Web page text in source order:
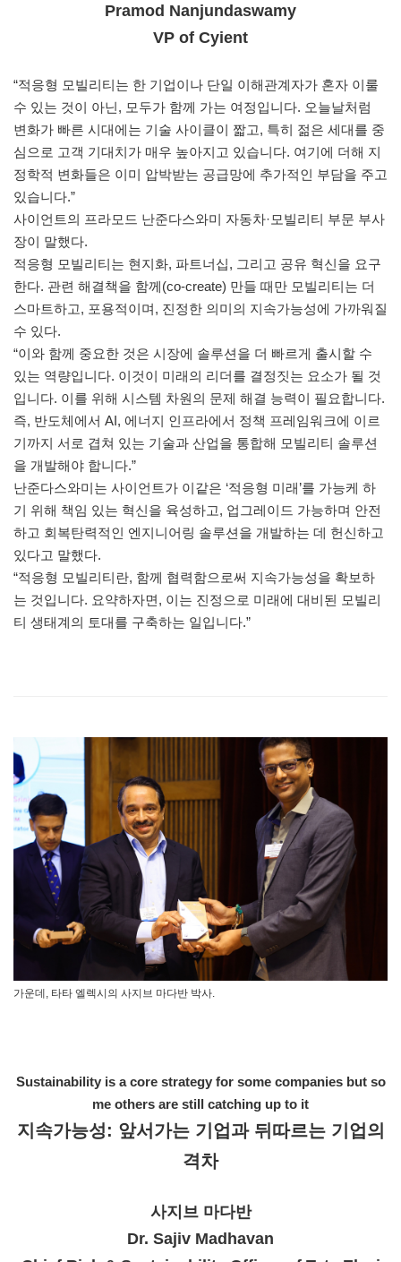
Pramod Nanjundaswamy
VP of Cyient
“적응형 모빌리티는 한 기업이나 단일 이해관계자가 혼자 이룰
수 있는 것이 아닌, 모두가 함께 가는 여정입니다. 오늘날처럼
변화가 빠른 시대에는 기술 사이클이 짧고, 특히 젊은 세대를 중
심으로 고객 기대치가 매우 높아지고 있습니다. 여기에 더해 지
정학적 변화들은 이미 압박받는 공급망에 추가적인 부담을 주고
있습니다.”
사이언트의 프라모드 난준다스와미 자동차·모빌리티 부문 부사
장이 말했다.
적응형 모빌리티는 현지화, 파트너십, 그리고 공유 혁신을 요구
한다. 관련 해결책을 함께(co-create) 만들 때만 모빌리티는 더
스마트하고, 포용적이며, 진정한 의미의 지속가능성에 가까워질
수 있다.
“이와 함께 중요한 것은 시장에 솔루션을 더 빠르게 출시할 수
있는 역량입니다. 이것이 미래의 리더를 결정짓는 요소가 될 것
입니다. 이를 위해 시스템 차원의 문제 해결 능력이 필요합니다.
즉, 반도체에서 AI, 에너지 인프라에서 정책 프레임워크에 이르
기까지 서로 겹쳐 있는 기술과 산업을 통합해 모빌리티 솔루션
을 개발해야 합니다.”
난준다스와미는 사이언트가 이같은 ‘적응형 미래’를 가능케 하
기 위해 책임 있는 혁신을 육성하고, 업그레이드 가능하며 안전
하고 회복탄력적인 엔지니어링 솔루션을 개발하는 데 헌신하고
있다고 말했다.
“적응형 모빌리티란, 함께 협력함으로써 지속가능성을 확보하
는 것입니다. 요약하자면, 이는 진정으로 미래에 대비된 모빌리
티 생태계의 토대를 구축하는 일입니다.”
가운데, 타타 엘렉시의 사지브 마다반 박사.
Sustainability is a core strategy for some companies but so
me others are still catching up to it
지속가능성: 앞서가는 기업과 뒤따르는 기업의
격차
사지브 마다반
Dr. Sajiv Madhavan